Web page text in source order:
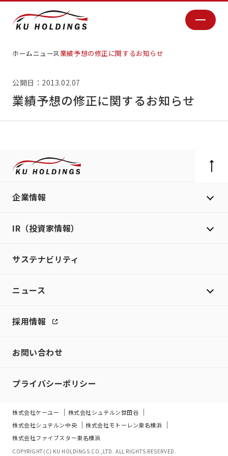
ホームニュース業績予想の修正に関するお知らせ
公開日：2013.02.07
業績予想の修正に関するお知らせ
企業情報
IR（投資家情報）
サステナビリティ
ニュース
採用情報
お問い合わせ
プライバシーポリシー
株式会社ケーユー
株式会社シュテルン世田谷
株式会社シュテルン中央
株式会社モトーレン東名横浜
株式会社ファイブスター東名横浜
COPYRIGHT(C) KU HOLDINGS CO.,LTD. ALL RIGHTS RESERVED.